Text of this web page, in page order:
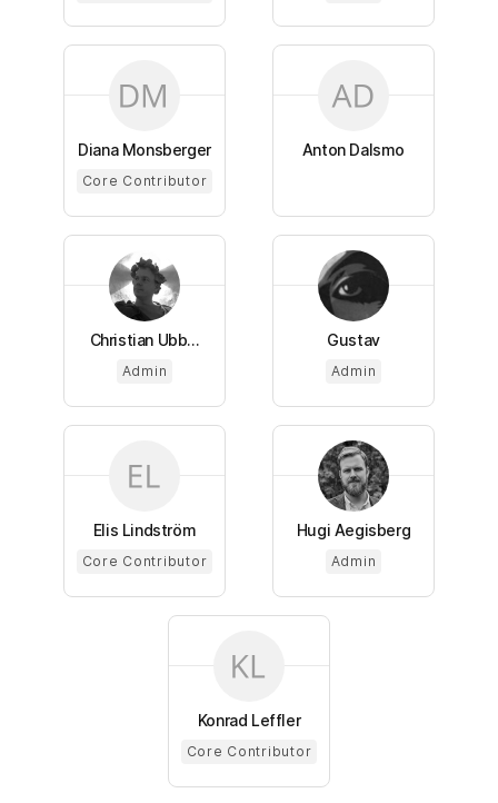
Diana Monsberger
Core Contributor
Anton Dalsmo
Christian Ubb...
Admin
Gustav
Admin
Elis Lindström
Core Contributor
Hugi Aegisberg
Admin
Konrad Leffler
Core Contributor